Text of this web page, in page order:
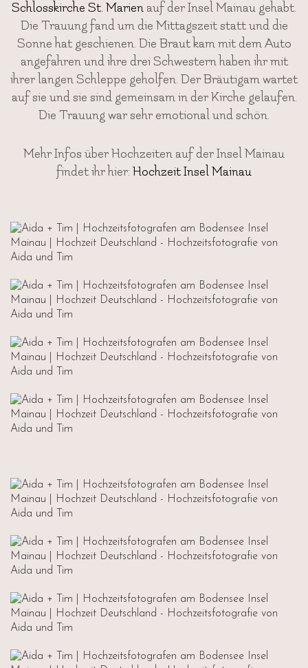
Schlosskirche St. Marien auf der Insel Mainau gehabt.
Die Trauung fand um die Mittagszeit statt und die
Sonne hat geschienen. Die Braut kam mit dem Auto
angefahren und ihre drei Schwestern haben ihr mit
ihrer langen Schleppe geholfen. Der Bräutigam wartet
auf sie und sie sind gemeinsam in der Kirche gelaufen.
Die Trauung war sehr emotional und schön.
Mehr Infos über Hochzeiten auf der Insel Mainau
findet ihr hier: Hochzeit Insel Mainau